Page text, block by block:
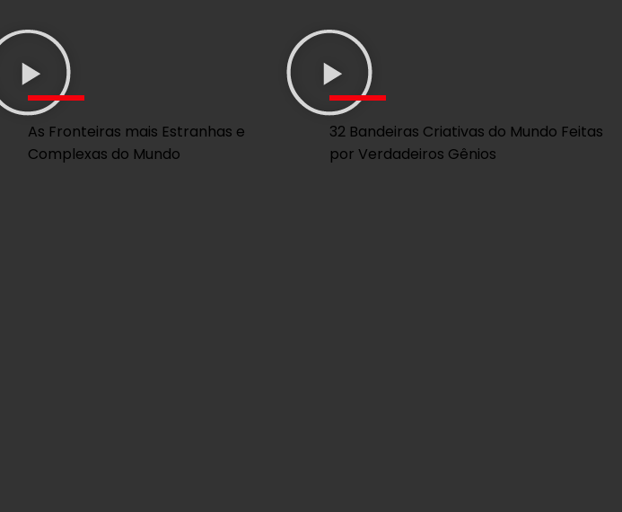
As Fronteiras mais Estranhas e
Complexas do Mundo
32 Bandeiras Criativas do Mundo Feitas
por Verdadeiros Gênios